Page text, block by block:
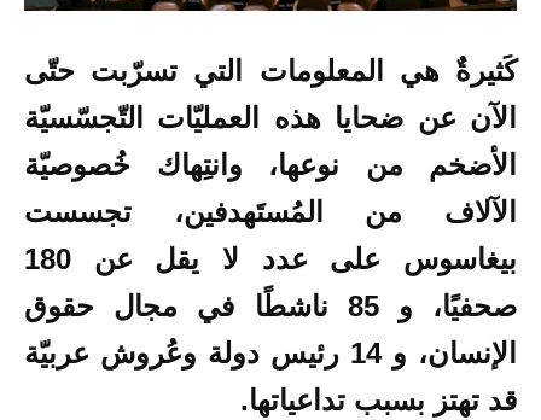
كَثيرةٌ هي المعلومات التي تسرّبت حتّى
الآن عن ضحايا هذه العمليّات التّجسّسيّة
الأضخم من نوعها، وانتِهاك خُصوصيّة
الآلاف من المُستَهدفين،
تجسست
بيغاسوس على عدد لا يقل عن 180
صحفيًا، و 85 ناشطًا في مجال حقوق
الإنسان، و 14 رئيس دولة
وعُروش عربيّة
قد تهتز بسبب تداعياتها.